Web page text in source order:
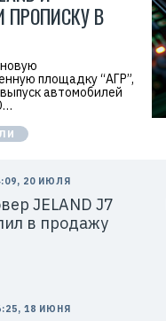
ПРОПИСКУ В
площадку “АГР”,
автомобилей
20 ИЮЛЯ
JELAND J7
в продажу
18 ИЮНЯ